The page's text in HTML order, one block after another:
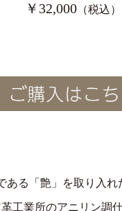
￥32,000 （税込）
ある「艶」を取り入
工業所のアニリン調